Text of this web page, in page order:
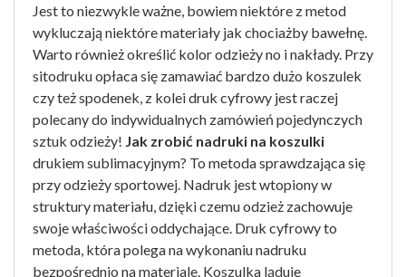
Jest to niezwykle ważne, bowiem niektóre z metod
wykluczają niektóre materiały jak chociażby bawełnę.
Warto również określić kolor odzieży no i nakłady. Przy
sitodruku opłaca się zamawiać bardzo dużo koszulek
czy też spodenek, z kolei druk cyfrowy jest raczej
polecany do indywidualnych zamówień pojedynczych
sztuk odzieży! Jak zrobić nadruki na koszulki
drukiem sublimacyjnym? To metoda sprawdzająca się
przy odzieży sportowej. Nadruk jest wtopiony w
struktury materiału, dzięki czemu odzież zachowuje
swoje właściwości oddychające. Druk cyfrowy to
metoda, która polega na wykonaniu nadruku
bezpośrednio na materiale. Koszulka ląduje